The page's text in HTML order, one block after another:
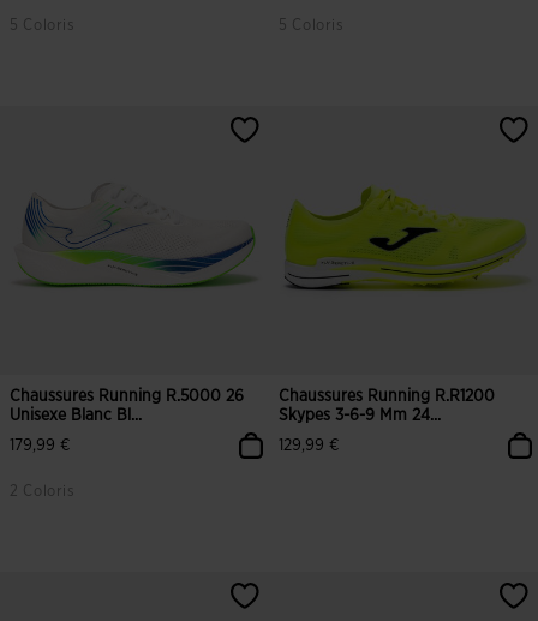
5 Coloris 5 Coloris
Chaussures Running R.5000 26
Unisexe Blanc Bl...
179,99 €
2 Coloris
Chaussures Running R.R1200
Skypes 3-6-9 Mm 24...
129,99 €